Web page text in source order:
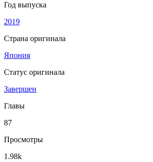
Год выпуска
2019
Страна оригинала
Япония
Статус оригинала
Завершен
Главы
87
Просмотры
1.98k